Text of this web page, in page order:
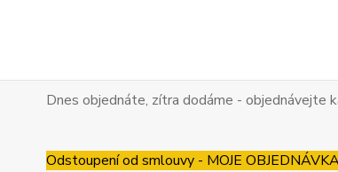
Dnes objednáte, zítra dodáme - objednávejte
Odstoupení od smlouvy - MOJE